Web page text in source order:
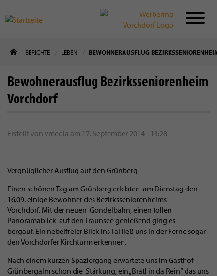
zum
BERICHTE LEBEN BEWOHNERAUSFLUG
Bewohnerausflug Bezirksseniorenheim
Vorchdorf
Erstellt von vmedia am 17. September 2014 - 13:28
Vergnüglicher Ausflug auf den Grünberg
Einen schönen Tag am Grünberg erlebten am Dienstag den
16.09. einige Bewohner des Bezirksseniorenheims
Vorchdorf. Mit der neuen Gondelbahn, einen tollen
Panoramablick auf den Traunsee genießend ging es
bergauf. Ein nebelfreier Blick ins Tal ließ uns in der Ferne sogar
den Vorchdorfer Kirchturm erkennen.
Nach einem kurzen Spaziergang erwartete uns im Gasthof
Grünbergalm schon die Stärkung, ein „Bratl in da Rein“ das uns